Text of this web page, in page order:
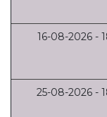
16-08-2026 -
25-08-2026 -